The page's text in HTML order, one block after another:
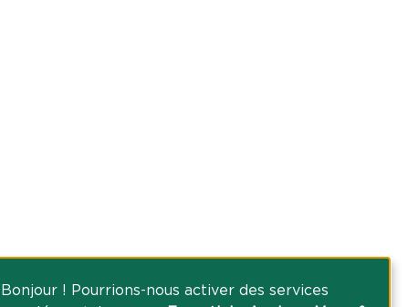
Bonjour ! Pourrions-nous activer des services